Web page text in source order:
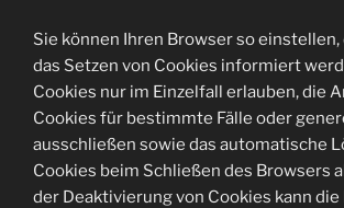
Sie können Ihren Browser so einstellen,
das Setzen von Cookies informiert
Cookies nur im Einzelfall erlauben, die
Cookies für bestimmte Fälle oder
ausschließen sowie das automatische
Cookies beim Schließen des Browsers
der Deaktivierung von Cookies kann